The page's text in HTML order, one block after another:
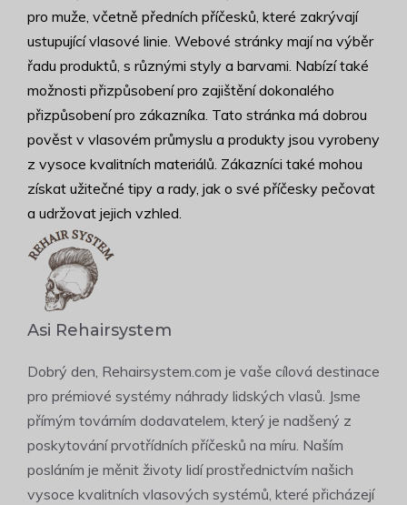
pro muže, včetně předních příčesků, které zakrývají
ustupující vlasové linie. Webové stránky mají na výběr
řadu produktů, s různými styly a barvami. Nabízí také
možnosti přizpůsobení pro zajištění dokonalého
přizpůsobení pro zákazníka. Tato stránka má dobrou
pověst v vlasovém průmyslu a produkty jsou vyrobeny
z vysoce kvalitních materiálů. Zákazníci také mohou
získat užitečné tipy a rady, jak o své příčesky pečovat
a udržovat jejich vzhled.
Asi Rehairsystem
Dobrý den, Rehairsystem.com je vaše cílová destinace
pro prémiové systémy náhrady lidských vlasů. Jsme
přímým továrním dodavatelem, který je nadšený z
poskytování prvotřídních příčesků na míru. Naším
posláním je měnit životy lidí prostřednictvím našich
vysoce kvalitních vlasových systémů, které přicházejí